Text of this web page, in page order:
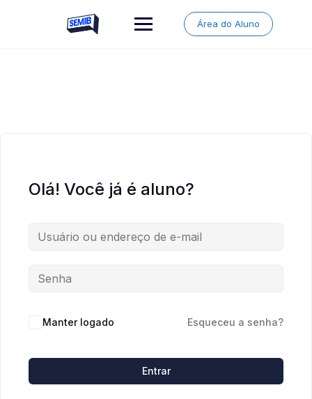
Área do Aluno
Olá! Você já é aluno?
Manter logado Esqueceu a senha?
Entrar